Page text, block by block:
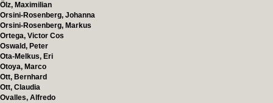
Ölz, Maximilian
Orsini-Rosenberg, Johanna
Orsini-Rosenberg, Markus
Ortega, Victor Cos
Oswald, Peter
Ota-Melkus, Eri
Otoya, Marco
Ott, Bernhard
Ott, Claudia
Ovalles, Alfredo